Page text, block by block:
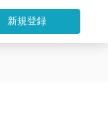
新規登録